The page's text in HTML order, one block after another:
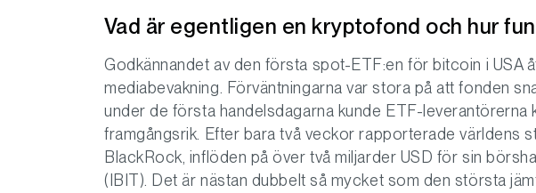
Vad är egentligen en kryptofond och hur
Godkännandet av den första spot-ETF:en för bitcoin i USA
mediabevakning. Förväntningarna var stora på att fonden
under de första handelsdagarna kunde ETF-leverantörerna
framgångsrik. Efter bara två veckor rapporterade världens
BlackRock, inflöden på över två miljarder USD för sin
(IBIT). Det är nästan dubbelt så mycket som den största